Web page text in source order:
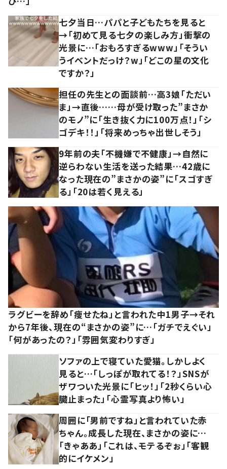
七夕当日…パパと子どもたちを見ると
→「初めて見る七夕の楽しみ方」衝撃の
光景に…「おもろすぎるwww」「そうい
うイベントだっけ？w」「どこの星の文化
ですか？」
担任の先生との面談前…高3娘「ただい
ま」→直後……母が受け取った”まさか
のモノ”に「生き抜く力に100万点！」「シ
ゴデキ！！」「将来めっちゃ出世しそう」
9年前の夫「不機嫌で不健康」→自然に
逆らわない生活を送った結果…42歳に
なった現在の”まさかの姿”に「スゴすぎ
る」「20は若く見える」
ラグビーを辞め「痩せたね」と言われた中1男子→それ
から7年後、現在の“まさかの姿”に…「ガチでえぐい」
「何があったの？」「雰囲気変わりすぎ」
ソファの上で寝ていた愛猫。しかしよく
見ると…「しっぽが取れてる！？」SNSが
ザワついた光景に「ヒッ！」「2秒くらい心
臓止まった」「心霊写真より怖い」
周囲に「男前ですね」と言われていた赤
ちゃん。成長した現在、まさかの姿に…
「きゃああ」「これは、モテるぞぉ」「客観
的にイケメン」